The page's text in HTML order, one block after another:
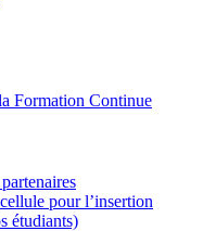
Formation Continue
pour l’insertion
étudiants)